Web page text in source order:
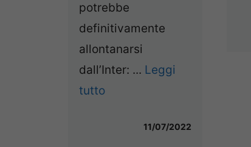
potrebbe
definitivamente
allontanarsi
dall’Inter: ... Leggi
tutto
11/07/2022